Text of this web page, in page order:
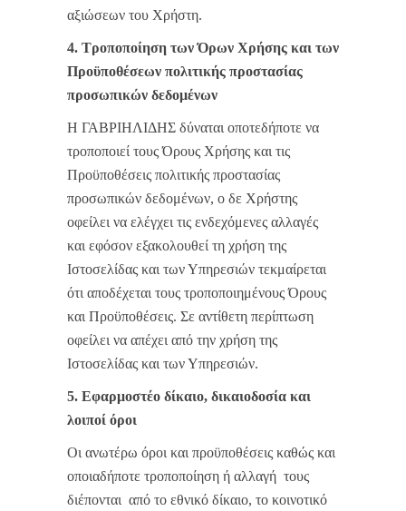
αξιώσεων του Χρήστη.
4. Τροποποίηση των Όρων Χρήσης και των
Προϋποθέσεων πολιτικής προστασίας
προσωπικών δεδομένων
Η ΓΑΒΡΙΗΛΙΔΗΣ δύναται οποτεδήποτε να
τροποποιεί τους Όρους Χρήσης και τις
Προϋποθέσεις πολιτικής προστασίας
προσωπικών δεδομένων, ο δε Χρήστης
οφείλει να ελέγχει τις ενδεχόμενες αλλαγές
και εφόσον εξακολουθεί τη χρήση της
Ιστοσελίδας και των Υπηρεσιών τεκμαίρεται
ότι αποδέχεται τους τροποποιημένους Όρους
και Προϋποθέσεις. Σε αντίθετη περίπτωση
οφείλει να απέχει από την χρήση της
Ιστοσελίδας και των Υπηρεσιών.
5. Εφαρμοστέο δίκαιο, δικαιοδοσία και
λοιποί όροι
Οι ανωτέρω όροι και προϋποθέσεις καθώς και
οποιαδήποτε τροποποίηση ή αλλαγή τους
διέπονται από το εθνικό δίκαιο, το κοινοτικό